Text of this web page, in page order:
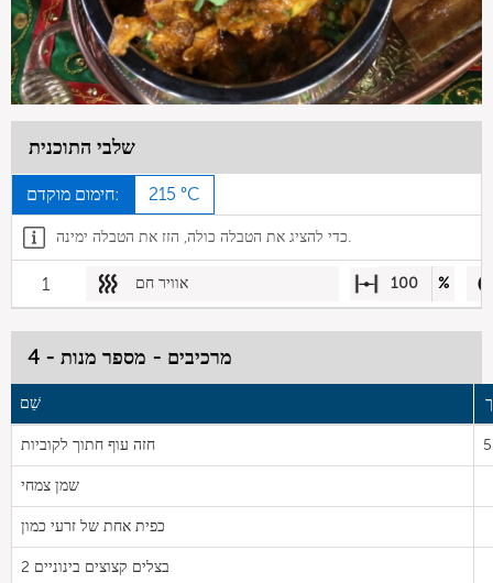
שלבי התוכנית
חימום מוקדם: 215 °C
כדי להציג את הטבלה כולה, הזז את הטבלה ימינה.
1 אוויר חם 100 %
מרכיבים - מספר מנות - 4
שֵׁם
חזה עוף חתוך לקוביות
שמן צמחי
כפית אחת של זרעי כמון
2 בצלים קצוצים בינוניים